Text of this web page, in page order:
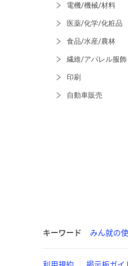
電機/機械/材料
医薬/化学/化粧品
食品/水産/農林
繊維/アパレル服飾
印刷
自動車販売
キーワード みん就の